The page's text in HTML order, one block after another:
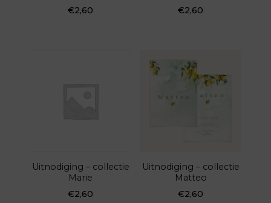
€2,60
€2,60
Uitnodiging – collectie
Marie
€2,60
Uitnodiging – collectie
Matteo
€2,60